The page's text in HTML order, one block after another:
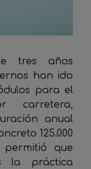
tres años
han ido
para el
carretera,
anual
125.000
que
la práctica